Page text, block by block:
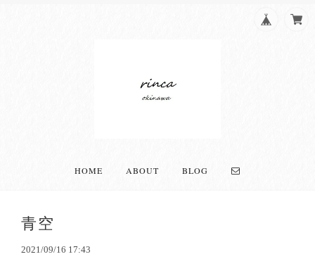
HOME ABOUT BLOG
青空
2021/09/16 17:43